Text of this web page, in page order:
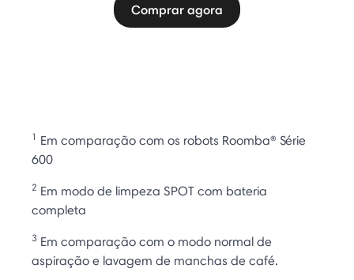
Comprar agora
1 Em comparação com os robots Roomba® Série
600
2 Em modo de limpeza SPOT com bateria
completa
3 Em comparação com o modo normal de
aspiração e lavagem de manchas de café.